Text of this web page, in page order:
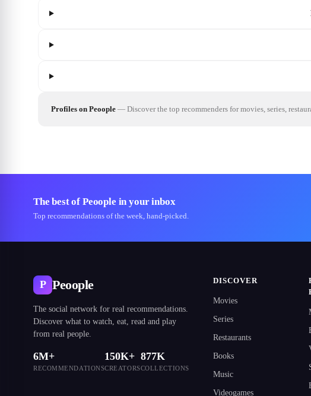
Profiles on Peoople — Discover the top recommenders for movies, series,
The best of Peoople in your inbox
Top recommendations of the week, hand-picked.
P Peoople
The social network for real recommendations.
Discover what to watch, eat, read and play
from real people.
6M+
RECOMMENDATIONS
150K+
CREATORS
877K
COLLECTIONS
DISCOVER
Movies
Series
Restaurants
Books
Music
Videogames